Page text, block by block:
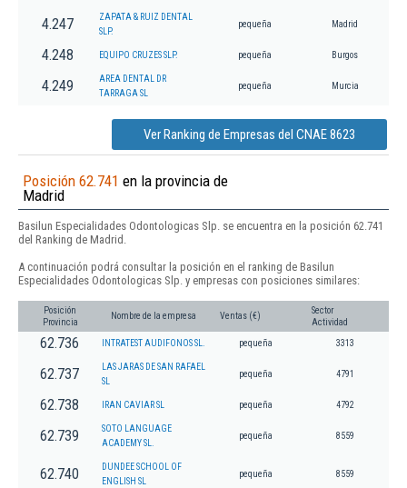
4.247
ZAPATA & RUIZ DENTAL
SLP.
pequeña Madrid
4.248 EQUIPO CRUZES SLP. pequeña Burgos
4.249
AREA DENTAL DR
TARRAGA SL
pequeña Murcia
Ver Ranking de Empresas del CNAE 8623
Posición 62.741 en la provincia de
Madrid
Basilun Especialidades Odontologicas Slp. se encuentra en la posición 62.741
del Ranking de Madrid.
A continuación podrá consultar la posición en el ranking de Basilun
Especialidades Odontologicas Slp. y empresas con posiciones similares:
Posición
Provincia
Nombre de la empresa Ventas (€)
Sector
Actividad
62.736 INTRATEST AUDIFONOS SL. pequeña 3313
62.737
LAS JARAS DE SAN RAFAEL
SL
pequeña 4791
62.738 IRAN CAVIAR SL pequeña 4792
62.739
SOTO LANGUAGE
ACADEMY SL.
pequeña 8559
62.740
DUNDEE SCHOOL OF
ENGLISH SL
pequeña 8559